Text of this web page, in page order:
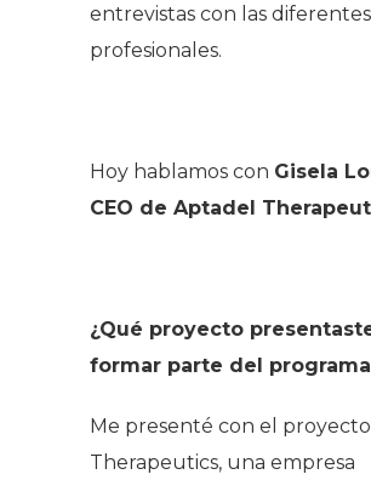
entrevistas con las diferentes
profesionales.
Hoy hablamos con Gisela
CEO de Aptadel
¿Qué proyecto
formar parte del programa
Me presenté con el
Therapeutics, una empresa